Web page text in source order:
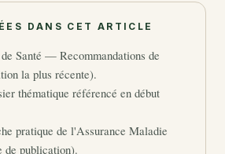
DANS CET ARTICLE
Santé — Recommandations de
la plus récente).
thématique référencé en début
pratique de l'Assurance Maladie
de publication).